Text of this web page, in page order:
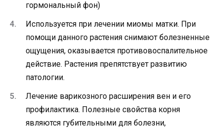
гормональный фон)
Используется при лечении миомы матки. При
помощи данного растения снимают болезненные
ощущения, оказывается противовоспалительное
действие. Растения препятствует развитию
патологии.
Лечение варикозного расширения вен и его
профилактика. Полезные свойства корня
являются губительными для болезни,